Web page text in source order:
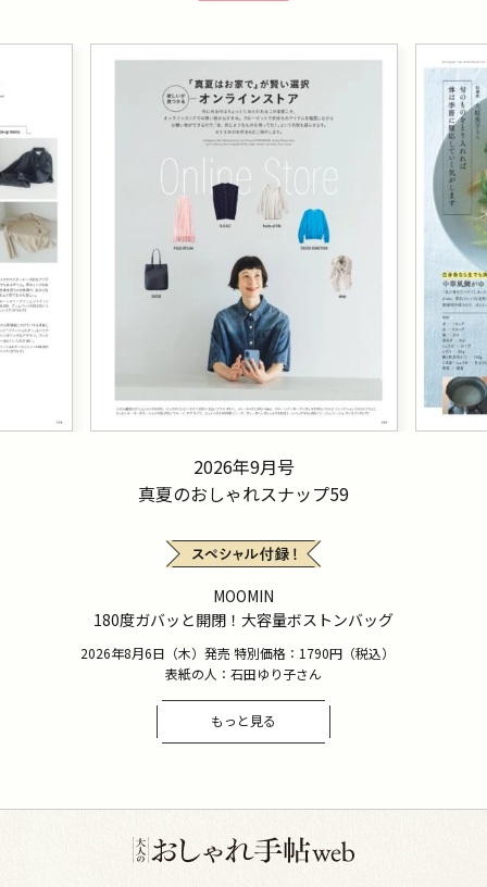
2026年9月号
真夏のおしゃれスナップ59
MOOMIN
180度ガバッと開閉！大容量ボストンバッグ
2026年8月6日（木）発売 特別価格：1790円（税込）
表紙の人：石田ゆり子さん
もっと見る